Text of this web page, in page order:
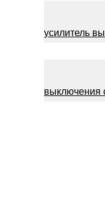
усилитель
выключения